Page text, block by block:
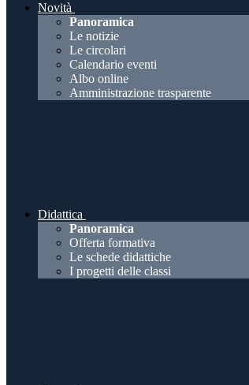
Novità
Panoramica
Le notizie
Le circolari
Calendario eventi
Albo online
Amministrazione trasparente
Didattica
Panoramica
Offerta formativa
Le schede didattiche
I progetti delle classi